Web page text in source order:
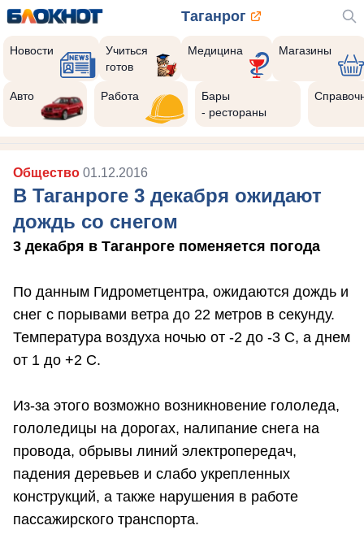
Таганрог
Новости
Учиться
готов
Медицина Магазины
Авто Работа
Бары
- рестораны
Общество 01.12.2016
В Таганроге 3 декабря ожидают
дождь со снегом
3 декабря в Таганроге поменяется погода
По данным Гидрометцентра, ожидаются дождь и
снег с порывами ветра до 22 метров в секунду.
Температура воздуха ночью от -2 до -3 С, а днем
от 1 до +2 С.
Из-за этого возможно возникновение гололеда,
гололедицы на дорогах, налипание снега на
провода, обрывы линий электропередач,
падения деревьев и слабо укрепленных
конструкций, а также нарушения в работе
пассажирского транспорта.